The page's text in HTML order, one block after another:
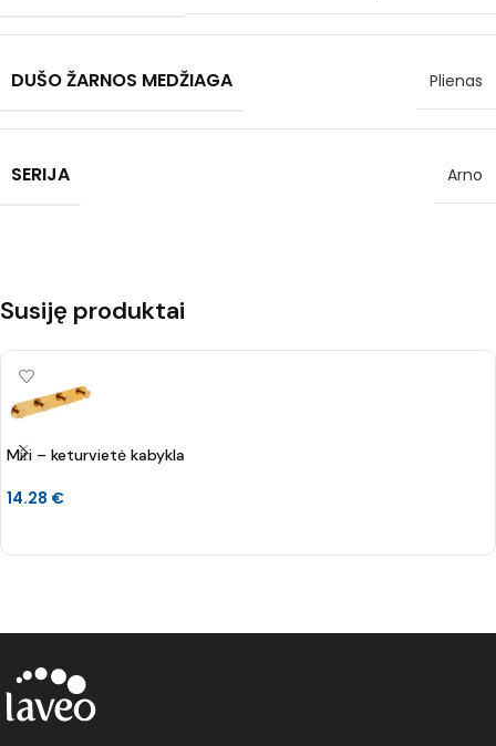
DUŠO ŽARNOS MEDŽIAGA Plienas
SERIJA Arno
Susiję produktai
Miri – keturvietė kabykla
14.28 €